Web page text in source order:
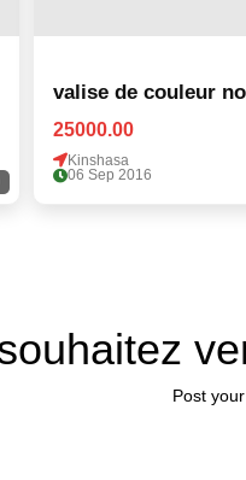
valise de couleur
25000.00
Kinshasa
06 Sep 2016
Post